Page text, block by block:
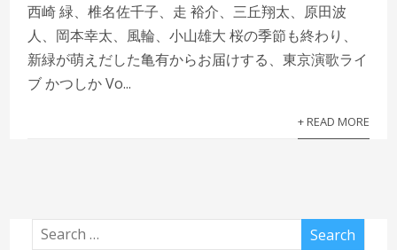
西崎 緑、椎名佐千子、走 裕介、三丘翔太、原田波
人、岡本幸太、風輪、小山雄大 桜の季節も終わり、
新緑が萌えだした亀有からお届けする、東京演歌ライ
ブ かつしか Vo...
+ READ MORE